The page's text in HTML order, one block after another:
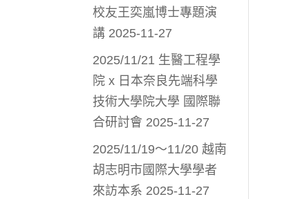
校友王奕嵐博士專題演
講 2025-11-27
2025/11/21 生醫工程學
院 x 日本奈良先端科學
技術大學院大學 國際聯
合研討會 2025-11-27
2025/11/19～11/20 越南
胡志明市國際大學學者
來訪本系 2025-11-27